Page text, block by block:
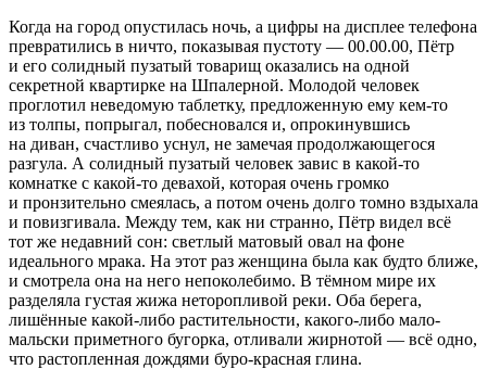
Когда на город опустилась ночь, а цифры на дисплее телефона
превратились в ничто, показывая пустоту — 00.00.00, Пётр
и его солидный пузатый товарищ оказались на одной
секретной квартирке на Шпалерной. Молодой человек
проглотил неведомую таблетку, предложенную ему кем-то
из толпы, попрыгал, побесновался и, опрокинувшись
на диван, счастливо уснул, не замечая продолжающегося
разгула. А солидный пузатый человек завис в какой-то
комнатке с какой-то девахой, которая очень громко
и пронзительно смеялась, а потом очень долго томно вздыхала
и повизгивала. Между тем, как ни странно, Пётр видел всё
тот же недавний сон: светлый матовый овал на фоне
идеального мрака. На этот раз женщина была как будто ближе,
и смотрела она на него непоколебимо. В тёмном мире их
разделяла густая жижа неторопливой реки. Оба берега,
лишённые какой-либо растительности, какого-либо мало-
мальски приметного бугорка, отливали жирнотой — всё одно,
что растопленная дождями буро-красная глина.